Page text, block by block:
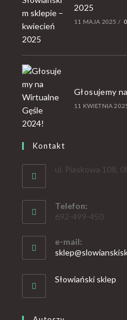
2025
11 MAJA 2025 /
Głosujemy
11 KWIETNIA
Kontakt
ul. Piaskowa 108,
Telefon:
692-499-450
e-mail:
Słowiański sklep